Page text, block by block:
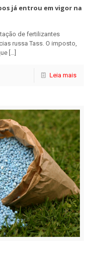
já entrou em vigor na
de fertilizantes
russa Tass. O imposto,
[…]
Leia mais